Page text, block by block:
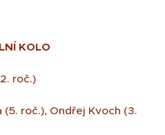
KOLO
roč.)
roč.), Ondřej Kvoch (3.